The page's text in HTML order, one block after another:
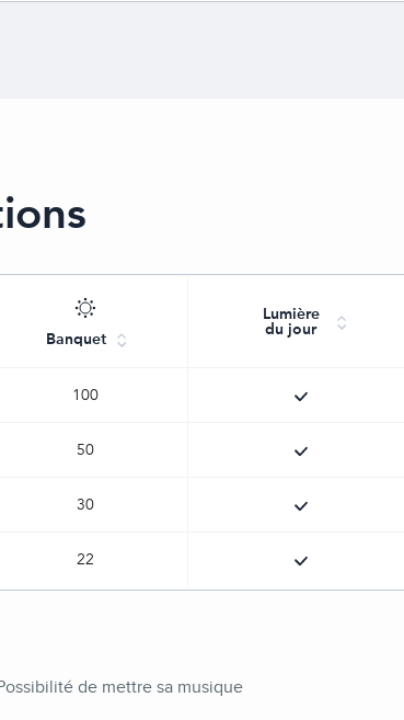
Banquet
Lumière
du jour
100
50
30
22
de mettre sa musique